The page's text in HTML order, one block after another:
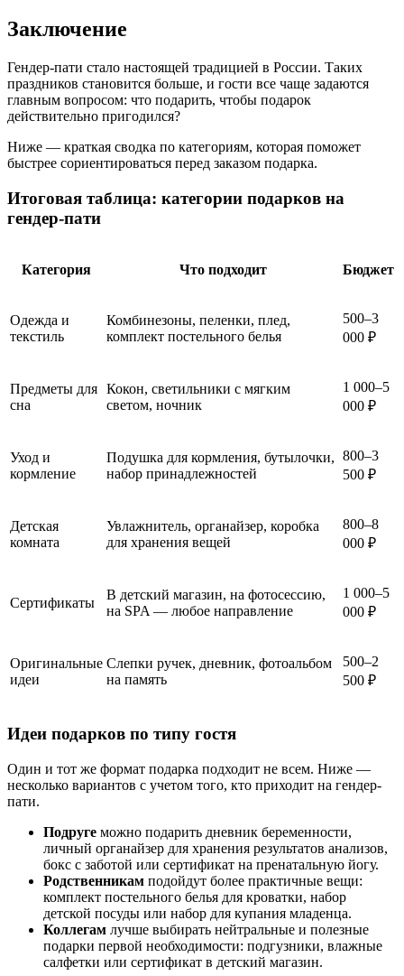
Заключение
Гендер-пати стало настоящей традицией в России. Таких
праздников становится больше, и гости все чаще задаются
главным вопросом: что подарить, чтобы подарок
действительно пригодился?
Ниже — краткая сводка по категориям, которая поможет
быстрее сориентироваться перед заказом подарка.
Итоговая таблица: категории подарков на
гендер-пати
Категория Что подходит Бюджет
Одежда и
текстиль
Комбинезоны, пеленки, плед,
комплект постельного белья
500–3
000 ₽
Предметы для
сна
Кокон, светильники с мягким
светом, ночник
1 000–5
000 ₽
Уход и
кормление
Подушка для кормления, бутылочки,
набор принадлежностей
800–3
500 ₽
Детская
комната
Увлажнитель, органайзер, коробка
для хранения вещей
800–8
000 ₽
Сертификаты
В детский магазин, на фотосессию,
на SPA — любое направление
1 000–5
000 ₽
Оригинальные
идеи
Слепки ручек, дневник, фотоальбом
на память
500–2
500 ₽
Идеи подарков по типу гостя
Один и тот же формат подарка подходит не всем. Ниже —
несколько вариантов с учетом того, кто приходит на гендер-
пати.
Подруге можно подарить дневник беременности,
личный органайзер для хранения результатов анализов,
бокс с заботой или сертификат на пренатальную йогу.
Родственникам подойдут более практичные вещи:
комплект постельного белья для кроватки, набор
детской посуды или набор для купания младенца.
Коллегам лучше выбирать нейтральные и полезные
подарки первой необходимости: подгузники, влажные
салфетки или сертификат в детский магазин.